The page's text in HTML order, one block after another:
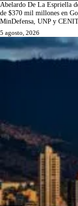
Abelardo De La Espriella
de $370 mil millones en
MinDefensa, UNP y
5 agosto, 2026